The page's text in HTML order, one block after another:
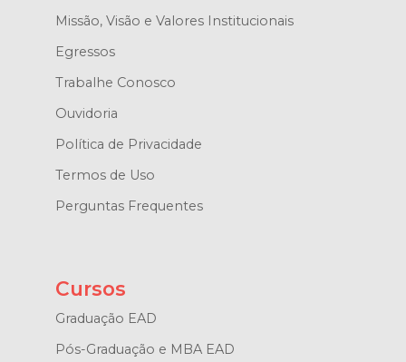
Missão, Visão e Valores Institucionais
Egressos
Trabalhe Conosco
Ouvidoria
Política de Privacidade
Termos de Uso
Perguntas Frequentes
Cursos
Graduação EAD
Pós-Graduação e MBA EAD